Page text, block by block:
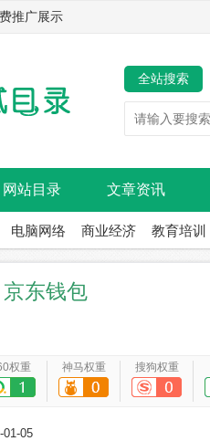
推广展示
全站搜索
网站目录 文章资讯
电脑网络 商业经济 教育培训
京东钱包
权重 神马权重 搜狗权重
01-05